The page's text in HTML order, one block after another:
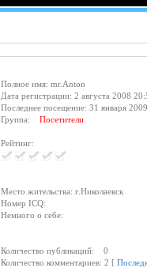
Полное имя: mr.Anton
Дата регистрации: 2 августа 2008
Последнее посещение: 31 января
Группа: Посетители
Рейтинг:
Место жительства: г.Николаевск
Номер ICQ:
Немного о себе:
Количество публикаций: 0
Количество комментариев: 2 [